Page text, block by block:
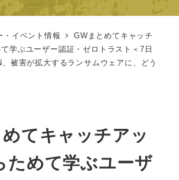
・イベント情報
GWまとめてキャッチ
学ぶユーザー認証・ゼロトラスト＜7日
被害が拡大するランサムウェアに、どう
てキャッチアッ
ためて学ぶユーザ